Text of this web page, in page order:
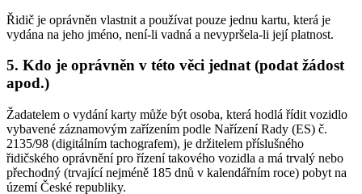
Řidič je oprávněn vlastnit a používat pouze jednu kartu, která je
vydána na jeho jméno, není-li vadná a nevypršela-li její platnost.
5. Kdo je oprávněn v této věci jednat (podat žádost
apod.)
Žadatelem o vydání karty může být osoba, která hodlá řídit vozidlo
vybavené záznamovým zařízením podle Nařízení Rady (ES) č.
2135/98 (digitálním tachografem), je držitelem příslušného
řidičského oprávnění pro řízení takového vozidla a má trvalý nebo
přechodný (trvající nejméně 185 dnů v kalendářním roce) pobyt na
území České republiky.